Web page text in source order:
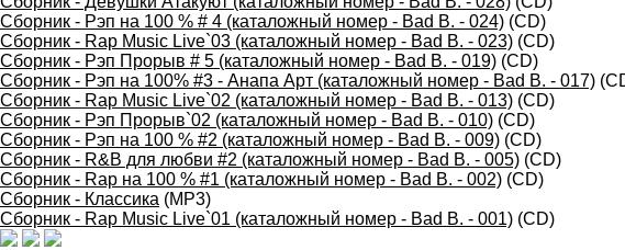
Сборник - Рэп на 100 % # 4 (каталожный номер - Bad B. - 024) (CD)
Сборник - Rap Music Live`03 (каталожный номер - Bad B. - 023) (CD)
Сборник - Рэп Прорыв # 5 (каталожный номер - Bad B. - 019) (CD)
Сборник - Рэп на 100% #3 - Анапа Арт (каталожный номер - Bad B. - 017)
Сборник - Rap Music Live`02 (каталожный номер - Bad B. - 013) (CD)
Сборник - Рэп Прорыв`02 (каталожный номер - Bad B. - 010) (CD)
Сборник - Рэп на 100 % #2 (каталожный номер - Bad B. - 009) (CD)
Сборник - R&B для любви #2 (каталожный номер - Bad B. - 005) (CD)
Сборник - Rap на 100 % #1 (каталожный номер - Bad B. - 002) (CD)
Сборник - Классика (MP3)
Сборник - Rap Music Live`01 (каталожный номер - Bad B. - 001) (CD)